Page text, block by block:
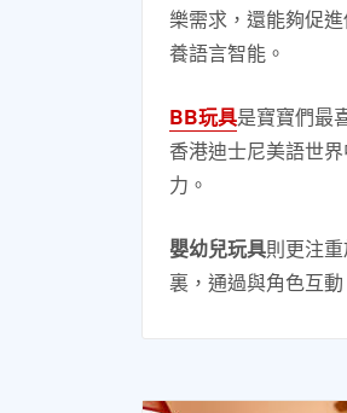
樂需求，還能夠促
養語言智能。
BB玩具是寶寶們最
香港迪士尼美語世
力。
嬰幼兒玩具則更注
裏，通過與角色互